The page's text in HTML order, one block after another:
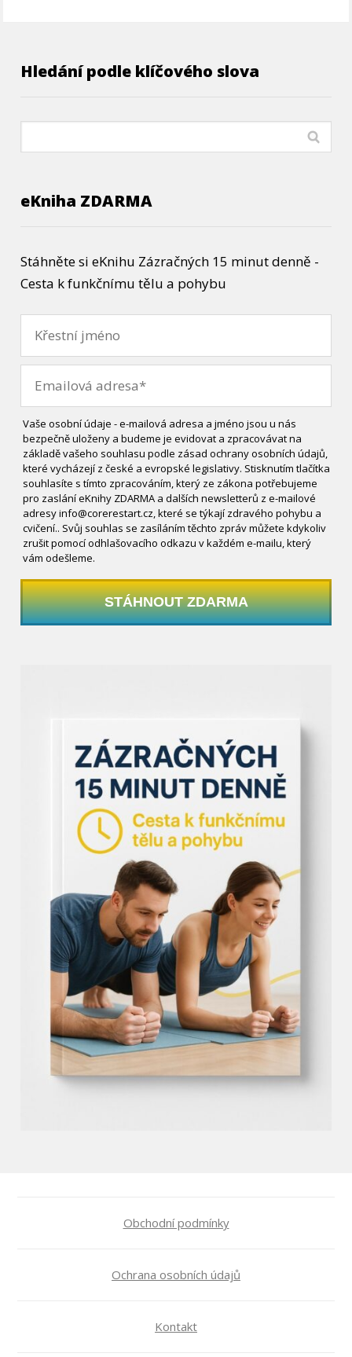
Hledání podle klíčového slova
eKniha ZDARMA
Stáhněte si eKnihu Zázračných 15 minut denně -
Cesta k funkčnímu tělu a pohybu
Vaše osobní údaje - e-mailová adresa a jméno jsou u nás
bezpečně uloženy a budeme je evidovat a zpracovávat na
základě vašeho souhlasu podle zásad ochrany osobních údajů,
které vycházejí z české a evropské legislativy. Stisknutím tlačítka
souhlasíte s tímto zpracováním, který ze zákona potřebujeme
pro zaslání eKnihy ZDARMA a dalších newsletterů z e-mailové
adresy info@corerestart.cz, které se týkají zdravého pohybu a
cvičení.. Svůj souhlas se zasíláním těchto zpráv můžete kdykoliv
zrušit pomocí odhlašovacího odkazu v každém e-mailu, který
vám odešleme.
STÁHNOUT ZDARMA
Obchodní podmínky
Ochrana osobních údajů
Kontakt